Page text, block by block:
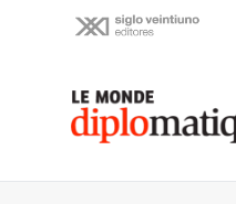
Le monde